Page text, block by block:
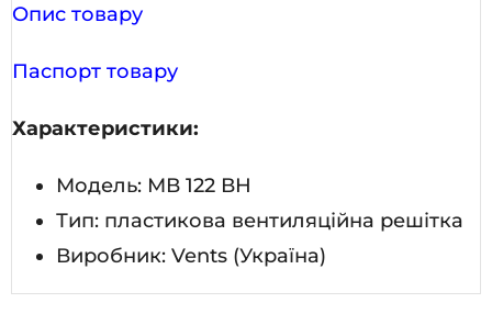
Опис товару
Паспорт товару
Характеристики:
Модель: МВ 122 ВН
Тип: пластикова вентиляційна решітка
Виробник: Vents (Україна)